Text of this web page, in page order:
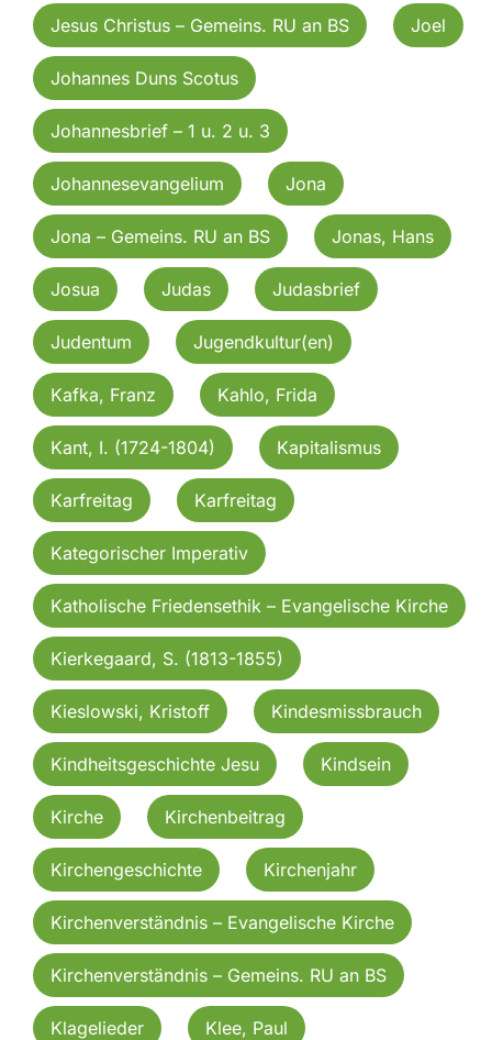
Jesus Christus – Gemeins. RU an BS Joel
Johannes Duns Scotus
Johannesbrief – 1 u. 2 u. 3
Johannesevangelium Jona
Jona – Gemeins. RU an BS Jonas, Hans
Josua Judas Judasbrief
Judentum Jugendkultur(en)
Kafka, Franz Kahlo, Frida
Kant, I. (1724-1804) Kapitalismus
Karfreitag Karfreitag
Kategorischer Imperativ
Katholische Friedensethik – Evangelische Kirche
Kierkegaard, S. (1813-1855)
Kieslowski, Kristoff Kindesmissbrauch
Kindheitsgeschichte Jesu Kindsein
Kirche Kirchenbeitrag
Kirchengeschichte Kirchenjahr
Kirchenverständnis – Evangelische Kirche
Kirchenverständnis – Gemeins. RU an BS
Klagelieder Klee, Paul